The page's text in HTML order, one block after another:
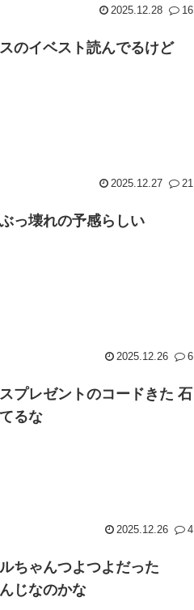
2025.12.28 16
のイベスト読んでるけど
2025.12.27 21
っ壊れの予感らしい
2025.12.26 6
プレゼントのコードきた 石
るな
2025.12.26 4
ちゃんつよつよだった
じなのかな